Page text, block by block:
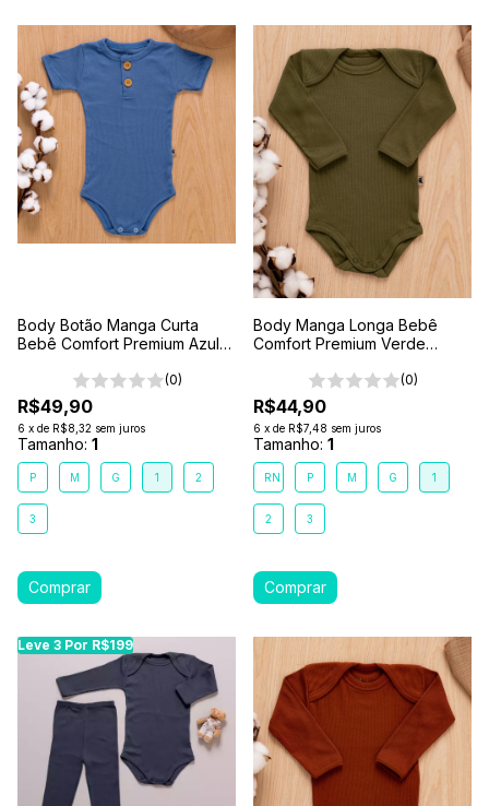
Body Botão Manga Curta
Bebê Comfort Premium Azul
(0)
R$49,90
6 x de R$8,32 sem juros
Tamanho: 1
P M G 1 2
3
Body Manga Longa Bebê
Comfort Premium Verde
(0)
R$44,90
6 x de R$7,48 sem juros
Tamanho: 1
RN P M G 1
2 3
Leve 3 Por R$199